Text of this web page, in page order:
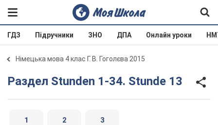
ГДЗ Підручники ЗНО ДПА Онлайн уроки
Німецька мова 4 клас Г. В. Гоголєва 2015
Раздел Stunden 1-34. Stunde 13
1 2 3